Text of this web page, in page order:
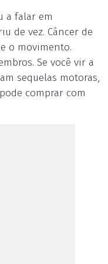
a falar em
de vez. Câncer de
o movimento.
Se você vir a
sequelas motoras,
comprar com